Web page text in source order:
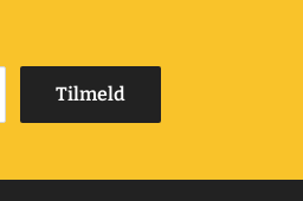
Tilmeld